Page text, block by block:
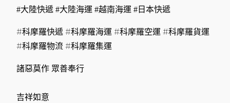
#大陸快遞 #大陸海運 #越南海運 #日本快遞
#科摩羅快遞 #科摩羅海運 #科摩羅空運 #科摩羅貨運
#科摩羅物流 #科摩羅集運
諸惡莫作 眾善奉行
吉祥如意